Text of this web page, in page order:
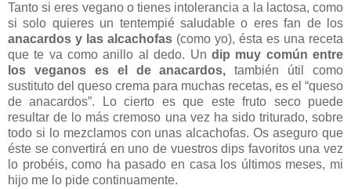
Tanto si eres vegano o tienes intolerancia a la lactosa, como
si solo quieres un tentempié saludable o eres fan de los
anacardos y las alcachofas (como yo), ésta es una receta
que te va como anillo al dedo. Un dip muy común entre
los veganos es el de anacardos, también útil como
sustituto del queso crema para muchas recetas, es el “queso
de anacardos”. Lo cierto es que este fruto seco puede
resultar de lo más cremoso una vez ha sido triturado, sobre
todo si lo mezclamos con unas alcachofas. Os aseguro que
éste se convertirá en uno de vuestros dips favoritos una vez
lo probéis, como ha pasado en casa los últimos meses, mi
hijo me lo pide continuamente.